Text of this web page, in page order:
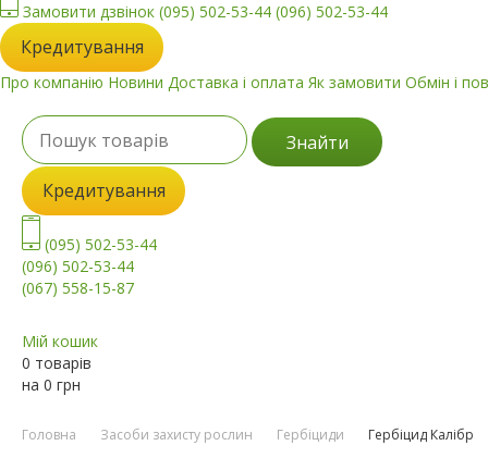
Замовити дзвінок (095) 502-53-44 (096) 502-53-44
Кредитування
Про компанію Новини Доставка і оплата Як замовити Обмін і
Знайти
Кредитування
(095) 502-53-44
(096) 502-53-44
(067) 558-15-87
Мій кошик
0 товарів
на 0 грн
Головна Засоби захисту рослин Гербіциди Гербіцид Калібр